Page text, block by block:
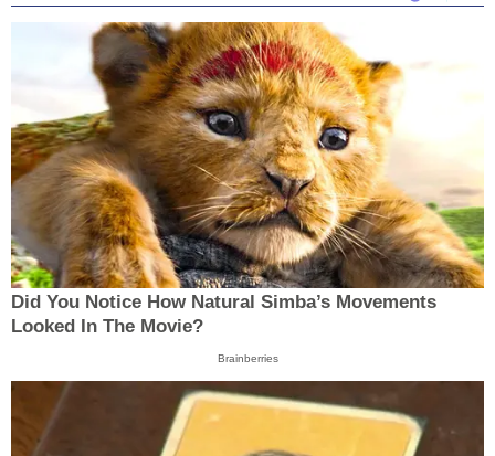
Did You Notice How Natural Simba’s Movements
Looked In The Movie?
Brainberries